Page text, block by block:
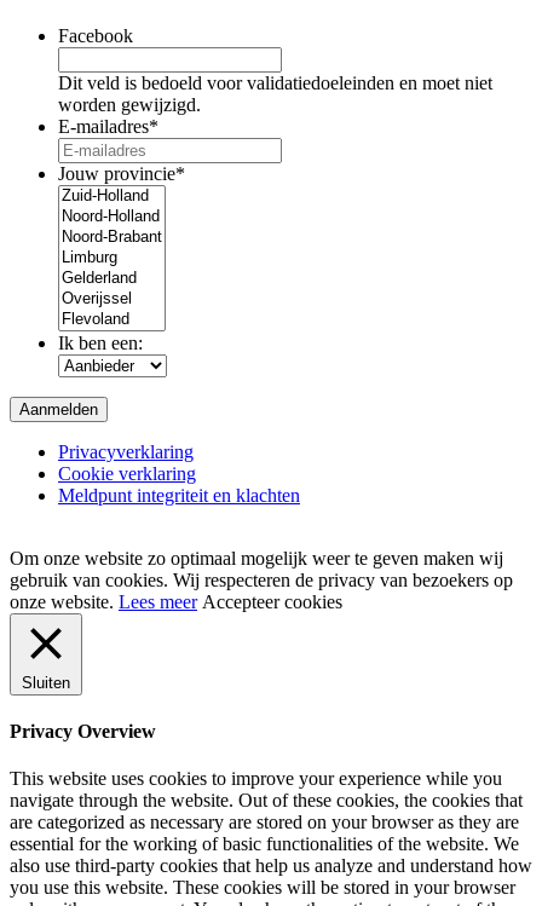
Facebook
Dit veld is bedoeld voor validatiedoeleinden en moet niet
worden gewijzigd.
E-mailadres*
Jouw provincie*
Ik ben een:
Privacyverklaring
Cookie verklaring
Meldpunt integriteit en klachten
Om onze website zo optimaal mogelijk weer te geven maken wij
gebruik van cookies. Wij respecteren de privacy van bezoekers op
onze website. Lees meer Accepteer cookies
Sluiten
Privacy Overview
This website uses cookies to improve your experience while you
navigate through the website. Out of these cookies, the cookies that
are categorized as necessary are stored on your browser as they are
essential for the working of basic functionalities of the website. We
also use third-party cookies that help us analyze and understand how
you use this website. These cookies will be stored in your browser